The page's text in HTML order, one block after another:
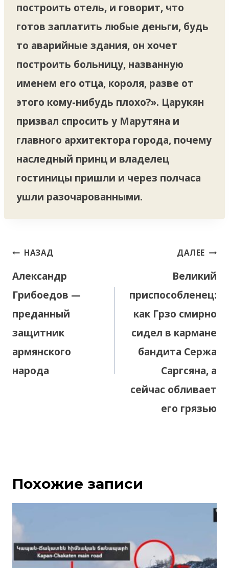
построить отель, и говорит, что
готов заплатить любые деньги, будь
то аварийные здания, он хочет
построить больницу, названную
именем его отца, короля, разве от
этого кому-нибудь плохо?». Царукян
призвал спросить у Марутяна и
главного архитектора города, почему
наследный принц и владелец
гостиницы пришли и через полчаса
ушли разочарованными.
Навигация
записям
НАЗАД
Александр
Грибоедов —
преданный
защитник
армянского
народа
ДАЛЕЕ
Великий
приспособленец:
как Грзо смирно
сидел в кармане
бандита Сержа
Саргсяна, а
сейчас обливает
его грязью
Похожие записи